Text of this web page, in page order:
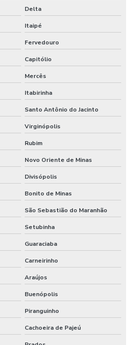
Delta
Itaipé
Fervedouro
Capitólio
Mercês
Itabirinha
Santo Antônio do Jacinto
Virginópolis
Rubim
Novo Oriente de Minas
Divisópolis
Bonito de Minas
São Sebastião do Maranhão
Setubinha
Guaraciaba
Carneirinho
Araújos
Buenópolis
Piranguinho
Cachoeira de Pajeú